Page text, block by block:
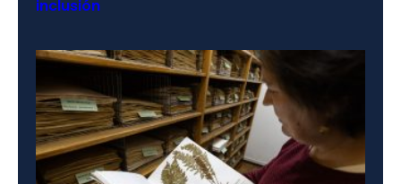
inclusión